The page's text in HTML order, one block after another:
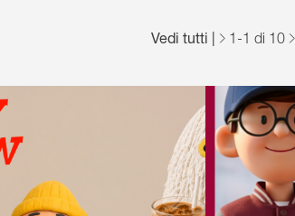
Vedi tutti 1 - 1 di 10